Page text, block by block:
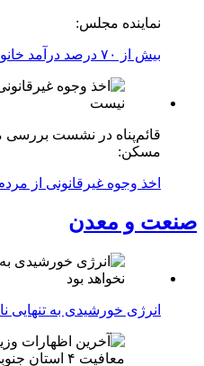
نماینده مجلس:
بیش از ۷۰ درصد درآمد خانوار صرف اجاره خانه می‌شود
قائم‌پناه در نشست بررسی
مسکن:
اخذ وجوه غیرقانونی از
صنعت و معدن
انرژی خورشیدی به تنهایی